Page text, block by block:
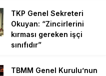
TKP Genel Sekreteri
Okuyan: “Zincirlerini
kırması gereken işçi
sınıfıdır”
TBMM Genel Kurulu’nun